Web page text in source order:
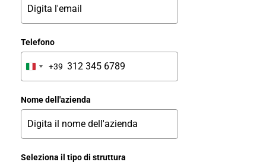
Telefono
Italy
+39
+39
Nome dell'azienda
Seleziona il tipo di struttura